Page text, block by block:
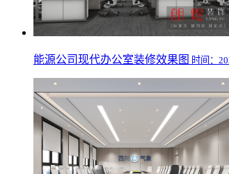
能源公司现代办公室装修效果图 时间：